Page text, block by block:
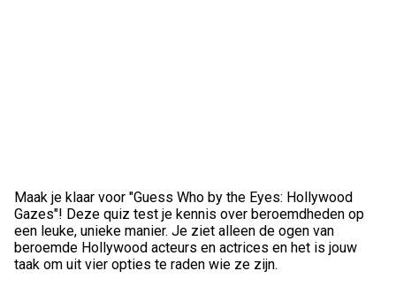
Maak je klaar voor "Guess Who by the Eyes: Hollywood
Gazes"! Deze quiz test je kennis over beroemdheden op
een leuke, unieke manier. Je ziet alleen de ogen van
beroemde Hollywood acteurs en actrices en het is jouw
taak om uit vier opties te raden wie ze zijn.